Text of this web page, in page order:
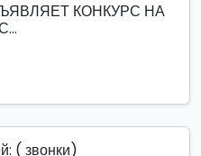
КОНКУРС НА
( звонки)